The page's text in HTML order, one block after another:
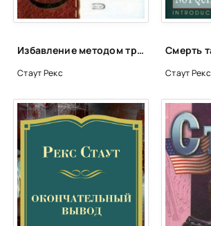
Избавление методом три - Рекс Стаут
Стаут Рекс Стаут Рекс